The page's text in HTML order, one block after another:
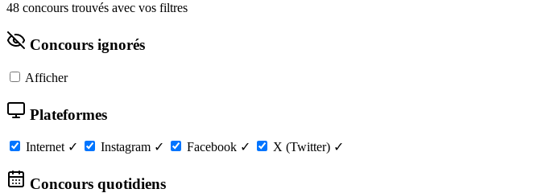
48 concours trouvés avec vos filtres
Concours ignorés
Afficher
Plateformes
Internet ✓ Instagram ✓ Facebook ✓ X (Twitter) ✓
Concours quotidiens